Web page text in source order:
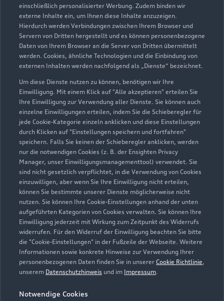
einschließlich personalisierter Werbung. Zudem binden wir
externe Inhalte ein, um Ihnen diese Inhalte anzuzeigen.
Hierdurch werden Verbindungen zwischen Ihrem Browser und
Servern von Dritten hergestellt und es können personenbezogene
Daten von Ihrem Browser an die Server von Dritten übermittelt
werden. Cookies, ähnliche Technologien und die Einbindung von
externen Inhalten werden nachfolgend als „Dienste“ bezeichnet.
Um diese Dienste nutzen zu können, benötigen wir Ihre
Einwilligung. Mit einem Klick auf "Alle akzeptieren" erteilen Sie
Ihre Einwilligung zur Verwendung aller Dienste. Sie können auch
einzelne Einwilligungen erteilen, indem Sie die Schieberegler für
jede Cookie-Kategorie einzeln anklicken und diese Einstellungen
durch Klicken auf "Einstellungen speichern und fortfahren"
speichern. Falls Sie keinen der Schieberegler anklicken, werden
nur die notwendigen Cookies (z. B. der Ensighten Privacy
Manager, unser Einwilligungsmanagementtool) verwendet. Sie
sind nicht gesetzlich verpflichtet, in die Verwendung von Cookies
einzuwilligen, aber wenn Sie Ihre Einwilligung nicht erteilen,
können Sie bestimmte unserer Dienste möglicherweise nicht
nutzen. Sie können Ihre Cookie-Einstellungen anhand der unten
aufgeführten Kategorien von Cookies verwalten. Sie können Ihre
Einwilligung jederzeit mit Wirkung zum Zeitpunkt des Widerrufs
widerrufen. Für den Widerruf der Einwilligung beachten Sie bitte
die "Cookie-Einstellungen" in der Fußzeile der Webseite. Weitere
Informationen sowie konkrete Hinweise zur Verwendung Ihrer
personenbezogenen Daten finden Sie in unserer Cookie Richtlinie,
unserem Datenschutzhinweis und im Impressum.
Notwendige Cookies
Zur Reparatur